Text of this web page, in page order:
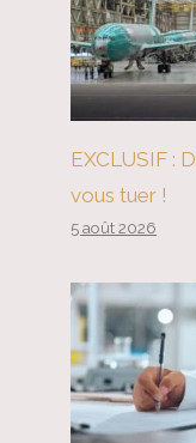
Éruption du
parie avec
EXCLUSIF :
vous tuer !
5 août 2026